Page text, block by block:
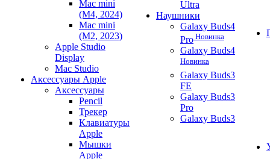
Mac mini
(M4, 2024)
Mac mini
(M2, 2023)
Apple Studio
Display
Mac Studio
Аксессуары Apple
Аксессуары
Pencil
Трекер
Клавиатуры
Apple
Мышки
Apple
Ultra
Наушники
Galaxy Buds4
Pro Новинка
Galaxy Buds4
Новинка
Galaxy Buds3
FE
Galaxy Buds3
Pro
Galaxy Buds3